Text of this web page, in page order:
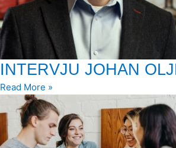
INTERVJU JOHAN
Read More »